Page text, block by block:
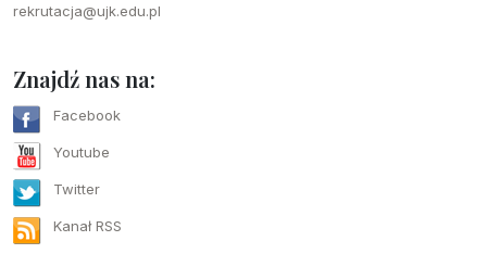
rekrutacja@ujk.edu.pl
Znajdź nas na:
Facebook
Youtube
Twitter
Kanał RSS